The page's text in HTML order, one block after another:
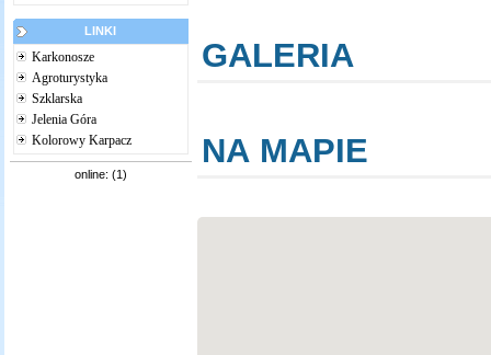
LINKI
Karkonosze
Agroturystyka
Szklarska
Jelenia Góra
Kolorowy Karpacz
online: (1)
GALERIA
NA MAPIE